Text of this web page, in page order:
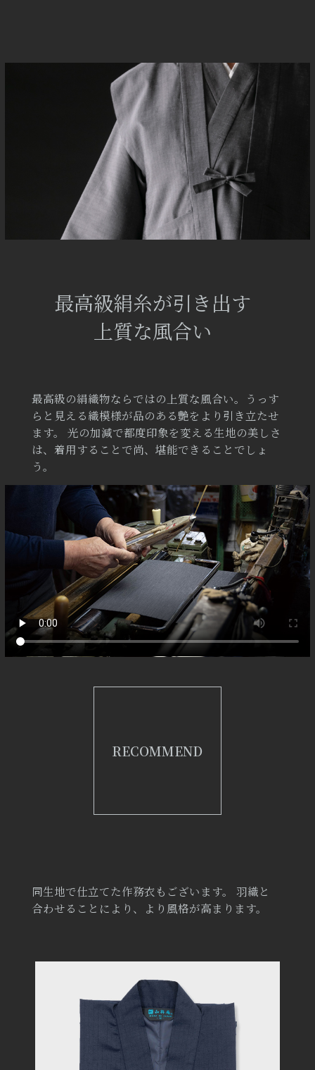
最高級絹糸が引き出す
上質な風合い
最高級の絹織物ならではの上質な風合い。うっす
らと見える織模様が品のある艶をより引き立たせ
ます。 光の加減で都度印象を変える生地の美しさ
は、着用することで尚、堪能できることでしょ
う。
RECOMMEND
同生地で仕立てた作務衣もございます。 羽織と
合わせることにより、より風格が高まります。